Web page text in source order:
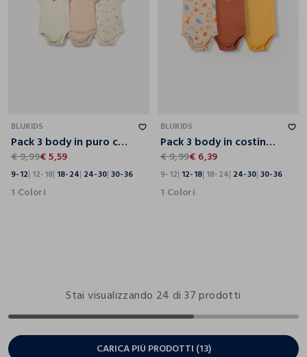
BLUKIDS
Pack 3 body in puro cotone
€ 9,99€ 5,59
9-12 12-18 18-24 24-30 30-36
1 Colori
BLUKIDS
Pack 3 body in costina di puro cotone
€ 9,99€ 6,39
9-12 12-18 18-24 24-30 30-36
1 Colori
Stai visualizzando 24 di 37 prodotti
CARICA PIÙ PRODOTTI (13)